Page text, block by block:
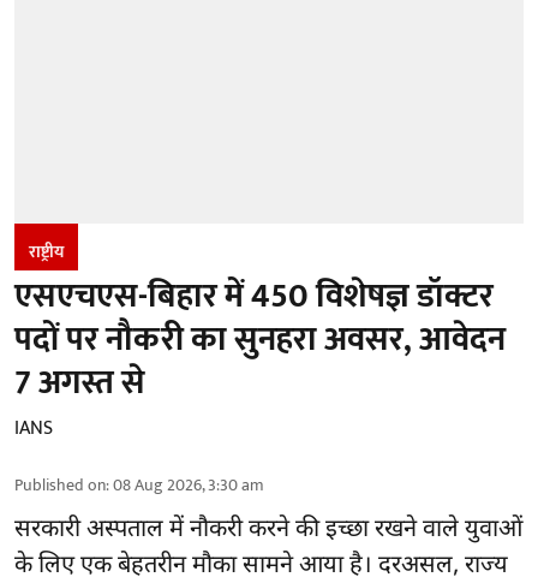
राष्ट्रीय
एसएचएस-बिहार में 450 विशेषज्ञ डॉक्टर
पदों पर नौकरी का सुनहरा अवसर, आवेदन
7 अगस्त से
IANS
Published on:08 Aug 2026, 3:30 am
सरकारी अस्पताल में नौकरी करने की इच्छा रखने वाले युवाओं
के लिए एक बेहतरीन मौका सामने आया है। दरअसल, राज्य